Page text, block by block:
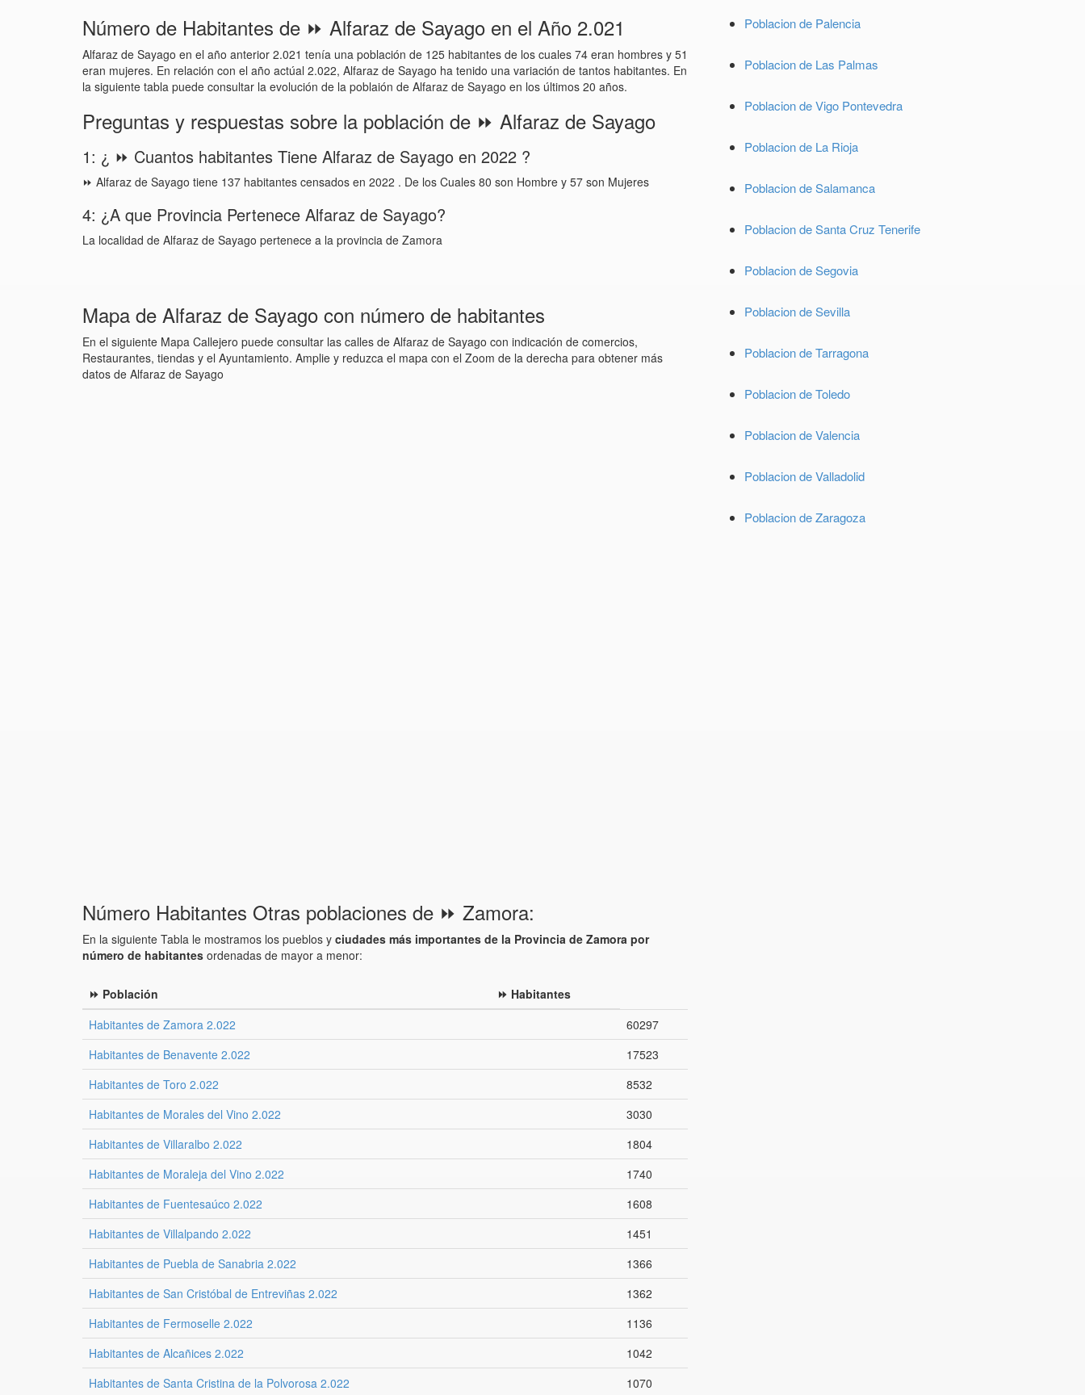
Número de Habitantes de ⏩ Alfaraz de Sayago en el Año 2.021
Alfaraz de Sayago en el año anterior 2.021 tenía una población de 125 habitantes de los cuales 74 eran hombres y 51
eran mujeres. En relación con el año actúal 2.022, Alfaraz de Sayago ha tenido una variación de tantos habitantes. En
la siguiente tabla puede consultar la evolución de la poblaión de Alfaraz de Sayago en los últimos 20 años.
Preguntas y respuestas sobre la población de ⏩ Alfaraz de Sayago
1: ¿ ⏩ Cuantos habitantes Tiene Alfaraz de Sayago en 2022 ?
⏩ Alfaraz de Sayago tiene 137 habitantes censados en 2022 . De los Cuales 80 son Hombre y 57 son Mujeres
4: ¿A que Provincia Pertenece Alfaraz de Sayago?
La localidad de Alfaraz de Sayago pertenece a la provincia de Zamora
Mapa de Alfaraz de Sayago con número de habitantes
En el siguiente Mapa Callejero puede consultar las calles de Alfaraz de Sayago con indicación de comercios,
Restaurantes, tiendas y el Ayuntamiento. Amplie y reduzca el mapa con el Zoom de la derecha para obtener más
datos de Alfaraz de Sayago
Número Habitantes Otras poblaciones de ⏩ Zamora:
En la siguiente Tabla le mostramos los pueblos y ciudades más importantes de la Provincia de Zamora por
número de habitantes ordenadas de mayor a menor:
⏩ Población
⏩ Habitantes
Habitantes de Zamora 2.022
60297
Habitantes de Benavente 2.022
17523
Habitantes de Toro 2.022
8532
Habitantes de Morales del Vino 2.022
3030
Habitantes de Villaralbo 2.022
1804
Habitantes de Moraleja del Vino 2.022
1740
Habitantes de Fuentesaúco 2.022
1608
Habitantes de Villalpando 2.022
1451
Habitantes de Puebla de Sanabria 2.022
1366
Habitantes de San Cristóbal de Entreviñas 2.022
1362
Habitantes de Fermoselle 2.022
1136
Habitantes de Alcañices 2.022
1042
Habitantes de Santa Cristina de la Polvorosa 2.022
1070
Poblacion de Palencia
Poblacion de Las Palmas
Poblacion de Vigo Pontevedra
Poblacion de La Rioja
Poblacion de Salamanca
Poblacion de Santa Cruz Tenerife
Poblacion de Segovia
Poblacion de Sevilla
Poblacion de Tarragona
Poblacion de Toledo
Poblacion de Valencia
Poblacion de Valladolid
Poblacion de Zaragoza